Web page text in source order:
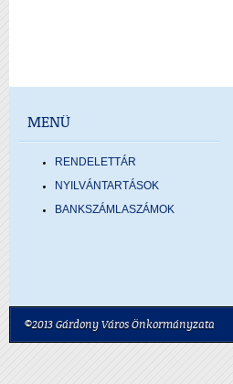
MENÜ
RENDELETTÁR
NYILVÁNTARTÁSOK
BANKSZÁMLASZÁMOK
©2013 Gárdony Város Önkormányzata